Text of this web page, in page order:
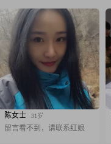
陈女士 31岁
留言看不到，请联系红娘